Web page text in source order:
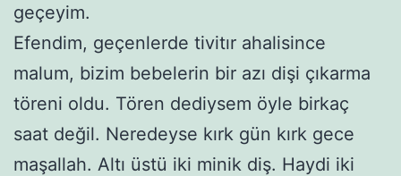
geçeyim.
Efendim, geçenlerde tivitır ahalisince
malum, bizim bebelerin bir azı dişi çıkarma
töreni oldu. Tören dediysem öyle birkaç
saat değil. Neredeyse kırk gün kırk gece
maşallah. Altı üstü iki minik diş. Haydi iki